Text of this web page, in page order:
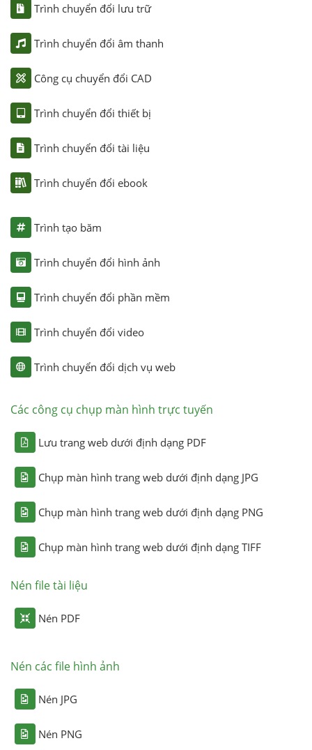
Trình chuyển đổi lưu trữ
Trình chuyển đổi âm thanh
Công cụ chuyển đổi CAD
Trình chuyển đổi thiết bị
Trình chuyển đổi tài liệu
Trình chuyển đổi ebook
Trình tạo băm
Trình chuyển đổi hình ảnh
Trình chuyển đổi phần mềm
Trình chuyển đổi video
Trình chuyển đổi dịch vụ web
Các công cụ chụp màn hình trực tuyến
Lưu trang web dưới định dạng PDF
Chụp màn hình trang web dưới định dạng JPG
Chụp màn hình trang web dưới định dạng PNG
Chụp màn hình trang web dưới định dạng TIFF
Nén file tài liệu
Nén PDF
Nén các file hình ảnh
Nén JPG
Nén PNG